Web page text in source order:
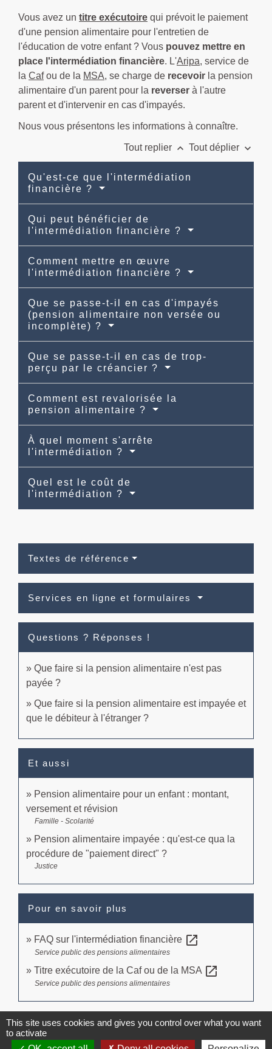
Vous avez un titre exécutoire qui prévoit le paiement
d'une pension alimentaire pour l'entretien de
l'éducation de votre enfant ? Vous pouvez mettre en
place l'intermédiation financière. L'Aripa, service de
la Cafou de la MSA, se charge de recevoir la pension
alimentaire d'un parent pour la reverser à l'autre
parent et d'intervenir en cas d'impayés.
Nous vous présentons les informations à connaître.
Tout replier keyboard_arrow_up Tout déplier keyboard_arrow_down
Qu'est-ce que l'intermédiation
financière ?
Qui peut bénéficier de
l'intermédiation financière ?
Comment mettre en œuvre
l'intermédiation financière ?
Que se passe-t-il en cas d'impayés
(pension alimentaire non versée ou
incomplète) ?
Que se passe-t-il en cas de trop-
perçu par le créancier ?
Comment est revalorisée la
pension alimentaire ?
À quel moment s'arrête
l'intermédiation ?
Quel est le coût de
l'intermédiation ?
Textes de référence
Services en ligne et formulaires
Questions ? Réponses !
Que faire si la pension alimentaire n'est pas
payée ?
Que faire si la pension alimentaire est impayée et
que le débiteur à l'étranger ?
Et aussi
Pension alimentaire pour un enfant : montant,
versement et révision
Famille - Scolarité
Pension alimentaire impayée : qu'est-ce qua la
procédure de "paiement direct" ?
Justice
Pour en savoir plus
FAQ sur l'intermédiation financière open_in_new
Service public des pensions alimentaires
Titre exécutoire de la Caf ou de la MSA open_in_new
Service public des pensions alimentaires
Signaler une erreur sur cette page
This site uses cookies and gives you control over what you want
to activate